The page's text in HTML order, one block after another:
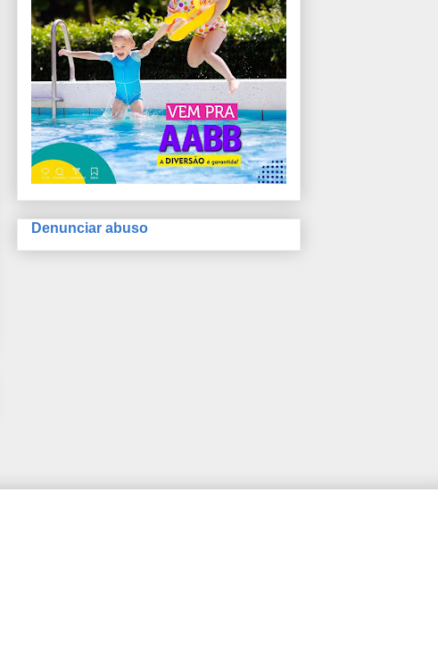
Denunciar abuso